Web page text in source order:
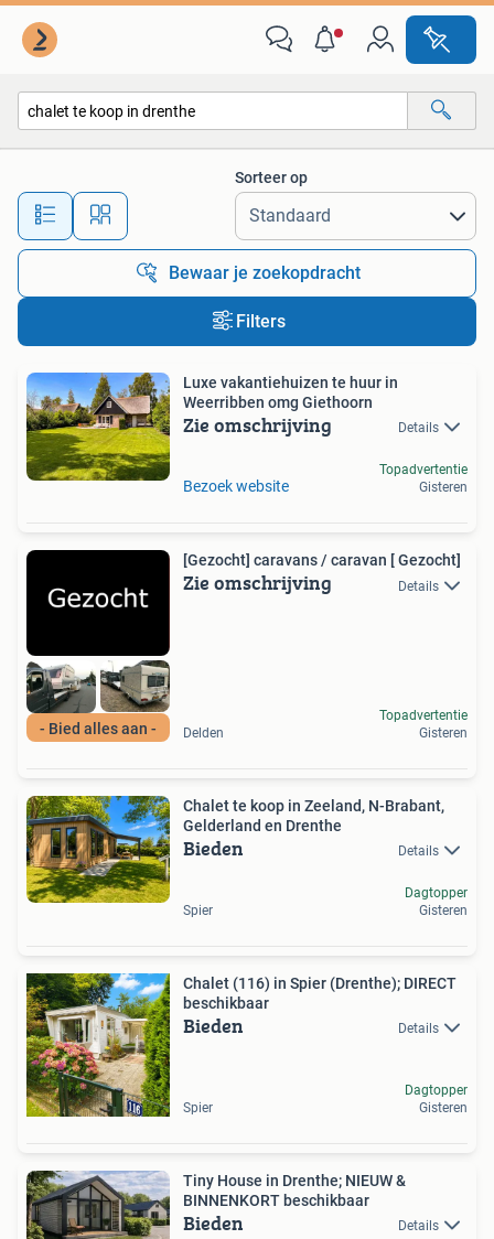
Alle afstanden…
Sorteer op
Bewaar je zoekopdracht
Filters
Luxe vakantiehuizen te huur in
Weerribben omg Giethoorn
Zie omschrijving Details
Bezoek website
Topadvertentie
Gisteren
- Bied alles aan -
[Gezocht] caravans / caravan [ Gezocht]
Zie omschrijving Details
Delden
Topadvertentie
Gisteren
Chalet te koop in Zeeland, N-Brabant,
Gelderland en Drenthe
Bieden Details
Spier
Dagtopper
Gisteren
Chalet (116) in Spier (Drenthe); DIRECT
beschikbaar
Bieden Details
Spier
Dagtopper
Gisteren
Tiny House in Drenthe; NIEUW &
BINNENKORT beschikbaar
Bieden Details